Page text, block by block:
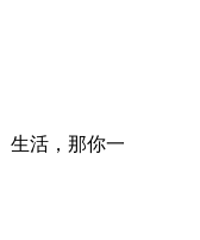
生活，那你一